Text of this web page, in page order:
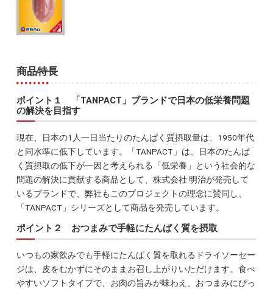
商品特長
ポイント１ 「TANPACT」ブランドで日本の低栄養問題
の解決を目指す
現在、日本の1人一日当たりのたんぱく質摂取量は、1950年代
と同水準に低下しています。「TANPACT」は、日本のたんぱ
く質摂取の低下が一因と考えられる「低栄養」という社会的な
問題の解決に貢献する商品として、株式会社 明治が発売して
いるブランドで、弊社もこのプロジェクトの理念に賛同し、
「TANPACT」シリーズとして商品を発売しています。
ポイント２ おつまみで手軽にたんぱく質を摂取
いつもの家飲みでも手軽にたんぱく質を取れるドライソーセー
ジは、皮をむかずにそのままお召し上がりいただけます。食べ
やすいソフトタイプで、お肉の旨みが味わえ、おつまみにぴっ